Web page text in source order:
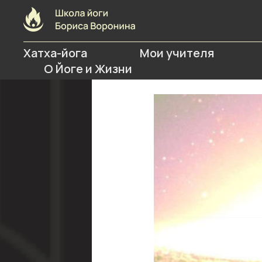
Хатха-йога
Мои учителя
О Йоге и Жизни